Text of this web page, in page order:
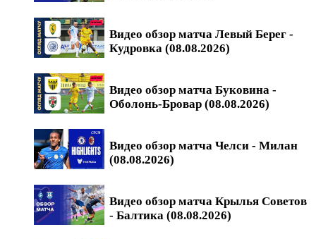
Видео обзор матча Левый Берег -
Кудровка (08.08.2026)
Видео обзор матча Буковина -
Оболонь-Бровар (08.08.2026)
Видео обзор матча Челси - Милан
(08.08.2026)
Видео обзор матча Крылья Советов
- Балтика (08.08.2026)